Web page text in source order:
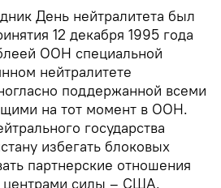
День нейтралитета был
12 декабря 1995 года
ООН специальной
нейтралитете
поддержанной всеми
на тот момент в ООН.
государства
избегать блоковых
партнерские отношения
силы – США,